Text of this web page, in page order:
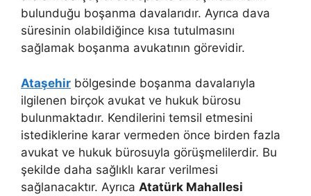
bulunduğu boşanma davalarıdır. Ayrıca dava
süresinin olabildiğince kısa tutulmasını
sağlamak boşanma avukatının görevidir.
Ataşehir bölgesinde boşanma davalarıyla
ilgilenen birçok avukat ve hukuk bürosu
bulunmaktadır. Kendilerini temsil etmesini
istediklerine karar vermeden önce birden fazla
avukat ve hukuk bürosuyla görüşmelilerdir. Bu
şekilde daha sağlıklı karar verilmesi
sağlanacaktır. Ayrıca Atatürk Mahallesi